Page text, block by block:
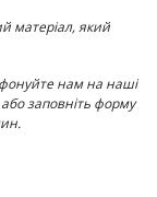
матеріал, який
нам на наші
заповніть форму